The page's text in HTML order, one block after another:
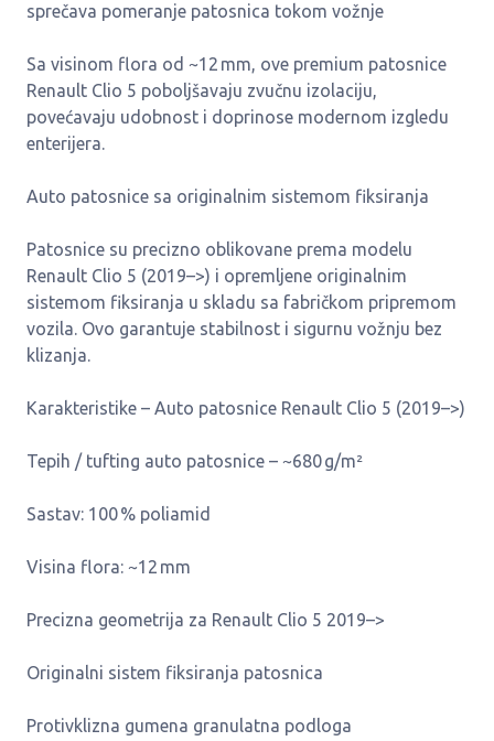
sprečava pomeranje patosnica tokom vožnje
Sa visinom flora od ~12 mm, ove premium patosnice
Renault Clio 5 poboljšavaju zvučnu izolaciju,
povećavaju udobnost i doprinose modernom izgledu
enterijera.
Auto patosnice sa originalnim sistemom fiksiranja
Patosnice su precizno oblikovane prema modelu
Renault Clio 5 (2019–>) i opremljene originalnim
sistemom fiksiranja u skladu sa fabričkom pripremom
vozila. Ovo garantuje stabilnost i sigurnu vožnju bez
klizanja.
Karakteristike – Auto patosnice Renault Clio 5 (2019–>)
Tepih / tufting auto patosnice – ~680 g/m²
Sastav: 100 % poliamid
Visina flora: ~12 mm
Precizna geometrija za Renault Clio 5 2019–>
Originalni sistem fiksiranja patosnica
Protivklizna gumena granulatna podloga